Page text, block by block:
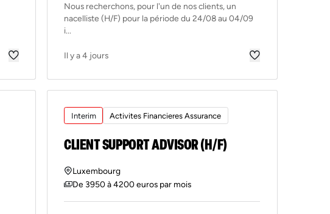
Nous recherchons, pour l'un de nos clients, un
nacelliste (H/F) pour la période du 24/08 au 04/09
i...
Il y a 4 jours
Interim Activites Financieres Assurance
CLIENT SUPPORT ADVISOR (H/F)
Luxembourg
De 3950 à 4200 euros par mois